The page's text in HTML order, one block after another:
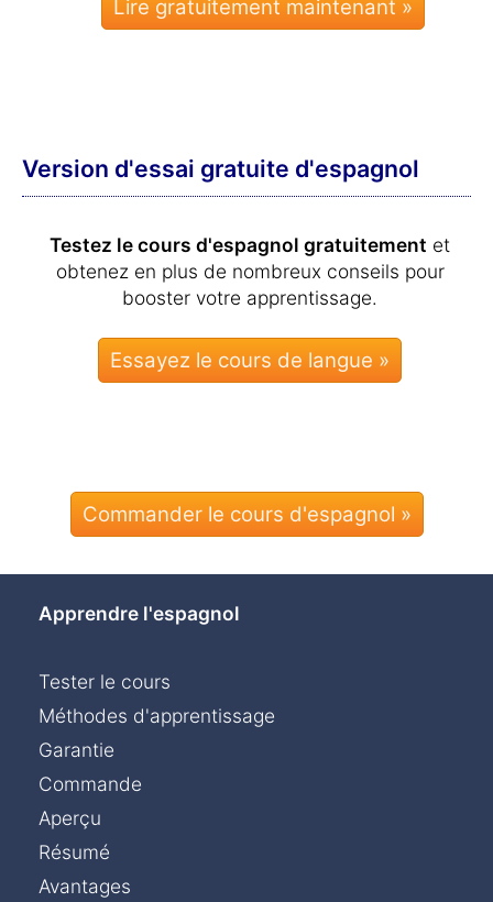
Lire gratuitement maintenant »
Version d'essai gratuite d'espagnol
Testez le cours d'espagnol gratuitement et
obtenez en plus de nombreux conseils pour
booster votre apprentissage.
Commander le cours d'espagnol »
Apprendre l'espagnol
Tester le cours
Méthodes d'apprentissage
Garantie
Commande
Aperçu
Résumé
Avantages